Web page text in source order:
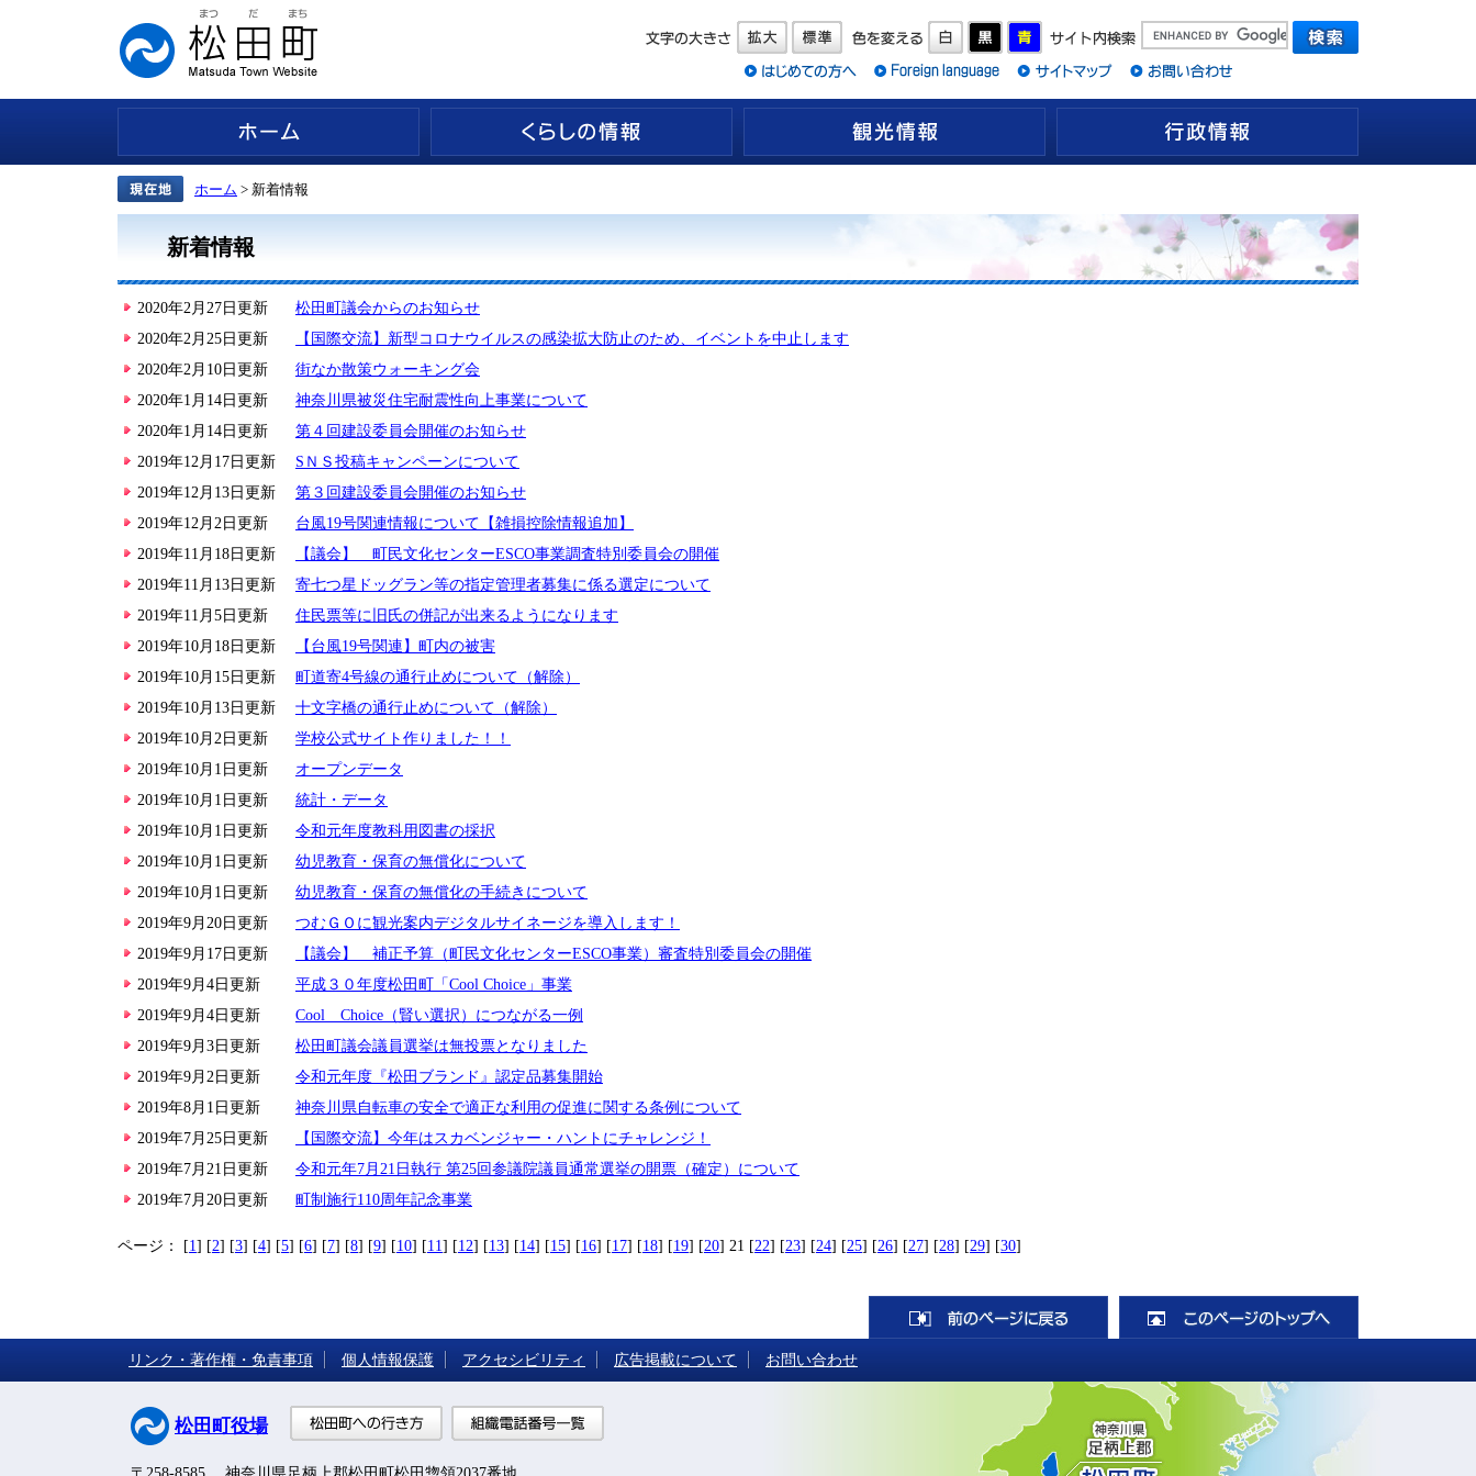
ホーム > 新着情報
新着情報
2020年2月27日更新
松田町議会からのお知らせ
2020年2月25日更新
【国際交流】新型コロナウイルスの感染拡大防止のため、イベントを中止します
2020年2月10日更新
街なか散策ウォーキング会
2020年1月14日更新
神奈川県被災住宅耐震性向上事業について
2020年1月14日更新
第４回建設委員会開催のお知らせ
2019年12月17日更新
SＮＳ投稿キャンペーンについて
2019年12月13日更新
第３回建設委員会開催のお知らせ
2019年12月2日更新
台風19号関連情報について【雑損控除情報追加】
2019年11月18日更新
【議会】 町民文化センターESCO事業調査特別委員会の開催
2019年11月13日更新
寄七つ星ドッグラン等の指定管理者募集に係る選定について
2019年11月5日更新
住民票等に旧氏の併記が出来るようになります
2019年10月18日更新
【台風19号関連】町内の被害
2019年10月15日更新
町道寄4号線の通行止めについて（解除）
2019年10月13日更新
十文字橋の通行止めについて（解除）
2019年10月2日更新
学校公式サイト作りました！！
2019年10月1日更新
オープンデータ
2019年10月1日更新
統計・データ
2019年10月1日更新
令和元年度教科用図書の採択
2019年10月1日更新
幼児教育・保育の無償化について
2019年10月1日更新
幼児教育・保育の無償化の手続きについて
2019年9月20日更新
つむＧＯに観光案内デジタルサイネージを導入します！
2019年9月17日更新
【議会】 補正予算（町民文化センターESCO事業）審査特別委員会の開催
2019年9月4日更新
平成３０年度松田町「Cool Choice」事業
2019年9月4日更新
Cool Choice（賢い選択）につながる一例
2019年9月3日更新
松田町議会議員選挙は無投票となりました
2019年9月2日更新
令和元年度『松田ブランド』認定品募集開始
2019年8月1日更新
神奈川県自転車の安全で適正な利用の促進に関する条例について
2019年7月25日更新
【国際交流】今年はスカベンジャー・ハントにチャレンジ！
2019年7月21日更新
令和元年7月21日執行 第25回参議院議員通常選挙の開票（確定）について
2019年7月20日更新
町制施行110周年記念事業
ページ： [1] [2] [3] [4] [5] [6] [7] [8] [9] [10] [11] [12] [13] [14] [15] [16] [17] [18] [19] [20] 21 [22] [23] [24] [25] [26] [27] [28] [29] [30]
前のページに戻る
リンク・著作権・免責事項 個人情報保護 アクセシビリティ 広告掲載について お問い合わせ
松田町役場 松田町への行き方